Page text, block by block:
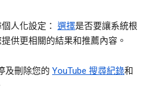
人化設定： 選擇是否要讓系統根
供更相關的結果和推薦內容。
及刪除您的 YouTube 搜尋紀錄和